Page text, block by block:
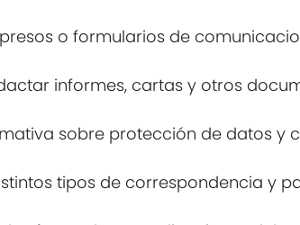
o formularios de
informes, cartas y otros
sobre protección de datos y
tipos de correspondencia y